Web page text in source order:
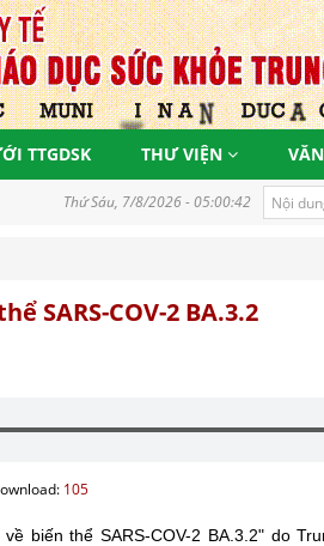
TTGDSK THƯ VIỆN
Thứ Sáu, 7/8/2026 - 05:00:42
SARS-COV-2 BA.3.2
105
biến thể SARS-COV-2 BA.3.2" do